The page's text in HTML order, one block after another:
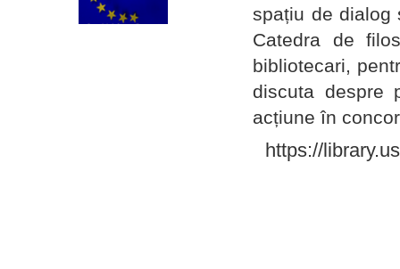
spațiu de dialog
Catedra de
bibliotecari,
discuta despre
acțiune în
https://